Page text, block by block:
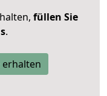
füllen Sie
.
erhalten